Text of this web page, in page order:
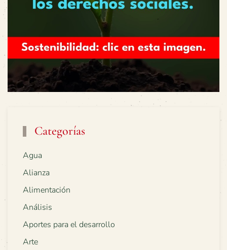
Categorías
Agua
Alianza
Alimentación
Análisis
Aportes para el desarrollo
Arte